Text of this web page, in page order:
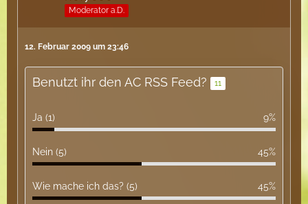
Moderator a.D.
12. Februar 2009 um 23:46
Benutzt ihr den AC RSS Feed? 11
Ja (1) 9%
Nein (5) 45%
Wie mache ich das? (5) 45%